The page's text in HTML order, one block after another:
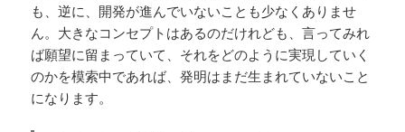
も、逆に、開発が進んでいないことも少なくありませ
ん。大きなコンセプトはあるのだけれども、言ってみれ
ば願望に留まっていて、それをどのように実現していく
のかを模索中であれば、発明はまだ生まれていないこと
になります。